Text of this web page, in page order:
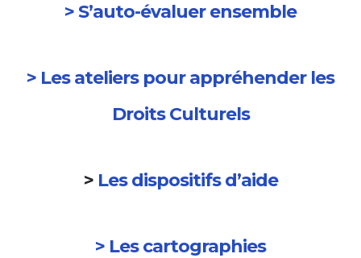
> S’auto-évaluer ensemble
> Les ateliers pour appréhender les
Droits Culturels
> Les dispositifs d’aide
> Les cartographies